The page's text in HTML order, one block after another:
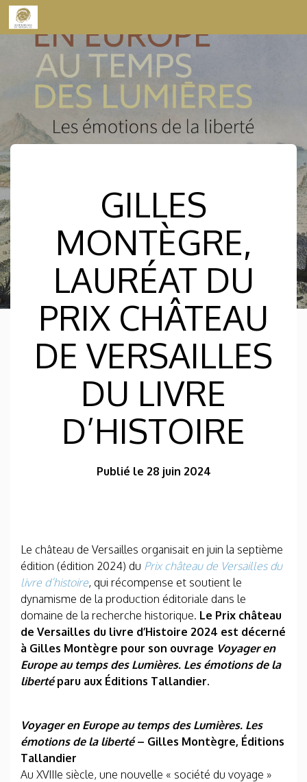
Skip to content
GILLES
MONTÈGRE,
LAURÉAT DU
PRIX CHÂTEAU
DE VERSAILLES
DU LIVRE
D’HISTOIRE
Publié le 28 juin 2024
Le château de Versailles organisait en juin la septième
édition (édition 2024) du Prix château de Versailles du
livre d’histoire, qui récompense et soutient le
dynamisme de la production éditoriale dans le
domaine de la recherche historique. Le Prix château
de Versailles du livre d’Histoire 2024 est décerné
à Gilles Montègre pour son ouvrage Voyager en
Europe au temps des Lumières. Les émotions de la
libertéparu aux Éditions Tallandier.
Voyager en Europe au temps des Lumières. Les
émotions de la liberté– Gilles Montègre, Éditions
Tallandier
Au XVIIIe siècle, une nouvelle « société du voyage »